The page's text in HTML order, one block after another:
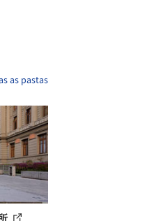
as pastas